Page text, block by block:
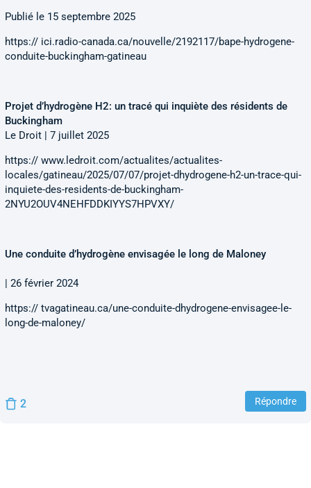
Publié le 15 septembre 2025
https:// ici.radio-canada.ca/nouvelle/2192117/bape-hydrogene-
conduite-buckingham-gatineau
Projet d’hydrogène H2: un tracé qui inquiète des résidents de
Buckingham
Le Droit | 7 juillet 2025
https:// www.ledroit.com/actualites/actualites-
locales/gatineau/2025/07/07/projet-dhydrogene-h2-un-trace-qui-
inquiete-des-residents-de-buckingham-
2NYU2OUV4NEHFDDKIYYS7HPVXY/
Une conduite d’hydrogène envisagée le long de Maloney
| 26 février 2024
https:// tvagatineau.ca/une-conduite-dhydrogene-envisagee-le-
long-de-maloney/
2 Répondre